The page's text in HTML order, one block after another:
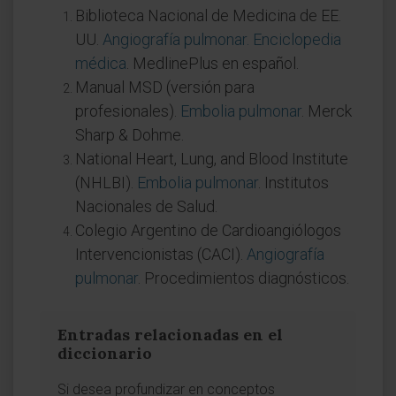
Biblioteca Nacional de Medicina de EE.
UU. Angiografía pulmonar. Enciclopedia
médica . MedlinePlus en español.
Manual MSD (versión para
profesionales). Embolia pulmonar . Merck
Sharp & Dohme.
National Heart, Lung, and Blood Institute
(NHLBI). Embolia pulmonar . Institutos
Nacionales de Salud.
Colegio Argentino de Cardioangiólogos
Intervencionistas (CACI). Angiografía
pulmonar . Procedimientos diagnósticos.
Entradas relacionadas en el
diccionario
Si desea profundizar en conceptos